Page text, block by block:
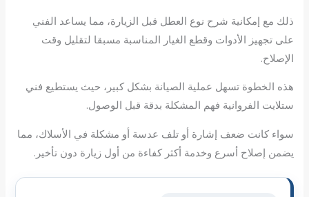
ذلك مع إمكانية شرح نوع العطل قبل الزيارة، مما يساعد الفني
على تجهيز الأدوات وقطع الغيار المناسبة مسبقا لتقليل وقت
الإصلاح.
هذه الخطوة تسهل عملية الصيانة بشكل كبير، حيث يستطيع فني
ستلايت الفروانية فهم المشكلة بدقة قبل الوصول.
سواء كانت ضعف إشارة أو تلف عدسة أو مشكلة في الأسلاك، مما
يضمن إصلاح أسرع وخدمة أكثر كفاءة من أول زيارة دون تأخير.